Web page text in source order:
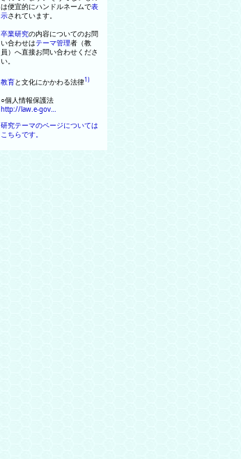
は便宜的にハンドルネームで表
示されています。
卒業研究の内容についてのお問
い合わせはテーマ管理者（教
員） へ直接お問い合わせくださ
い。
教育と文化にかかわる法律1)
○個人情報保護法
http://law.e-gov…
研究テーマのページについては
こちらです。